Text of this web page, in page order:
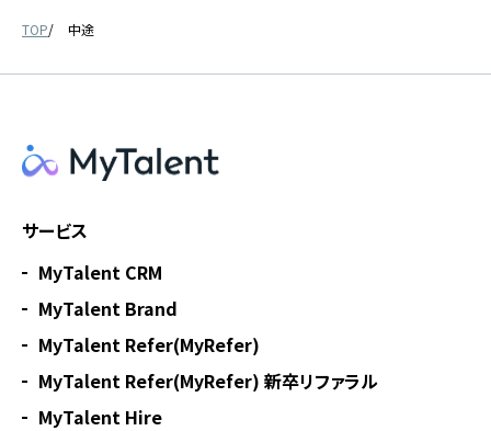
TOP 中途
サービス
MyTalent CRM
MyTalent Brand
MyTalent Refer(MyRefer)
MyTalent Refer(MyRefer) 新卒リファラル
MyTalent Hire